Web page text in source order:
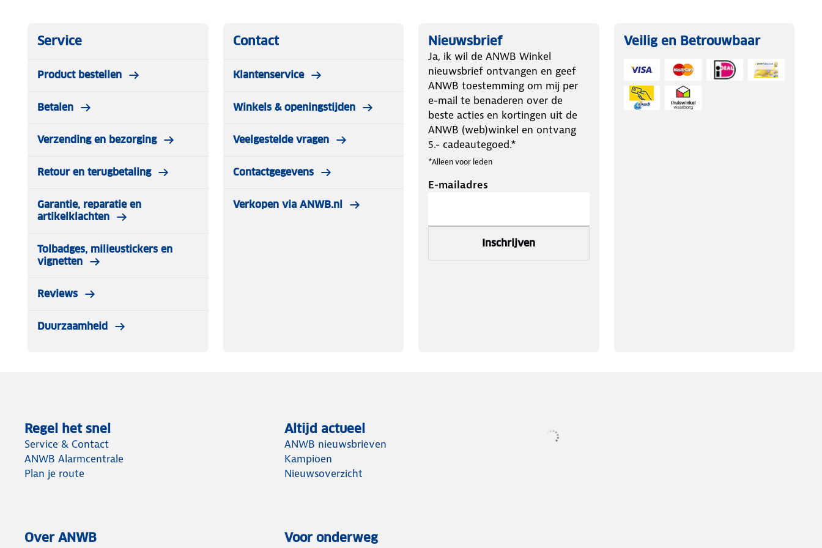
Service
Product bestellen
Betalen
Verzending en bezorging
Retour en terugbetaling
Garantie, reparatie en
artikelklachten
Tolbadges, milieustickers en
vignetten
Reviews
Duurzaamheid
Contact
Klantenservice
Winkels & openingstijden
Veelgestelde vragen
Contactgegevens
Verkopen via ANWB.nl
Nieuwsbrief
Ja, ik wil de ANWB Winkel
nieuwsbrief ontvangen en geef
ANWB toestemming om mij per
e-mail te benaderen over de
beste acties en kortingen uit de
ANWB (web)winkel en ontvang
5.- cadeautegoed.*
*Alleen voor leden
E-mailadres
Inschrijven
Veilig en Betrouwbaar
Regel het snel
Service & Contact
ANWB Alarmcentrale
Plan je route
Altijd actueel
ANWB nieuwsbrieven
Kampioen
Nieuwsoverzicht
Over ANWB Voor onderweg